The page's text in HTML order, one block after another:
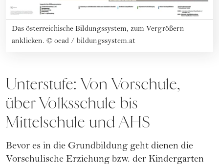
Das österreichische Bildungssystem, zum Vergrößern
anklicken. © oead / bildungssystem.at
Unterstufe: Von Vorschule,
über Volksschule bis
Mittelschule und AHS
Bevor es in die Grundbildung geht dienen die
Vorschulische Erziehung bzw. der Kindergarten